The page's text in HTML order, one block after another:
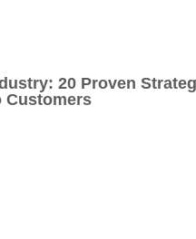
20 Proven
Customers